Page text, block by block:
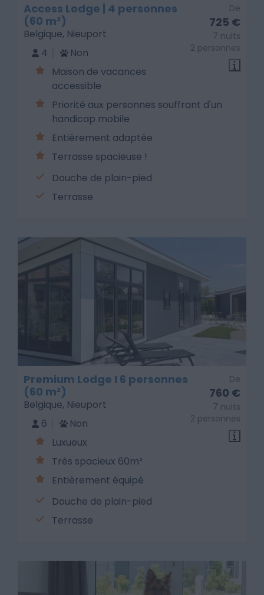
De
725 €
7 nuits
2 personnes
Access Lodge | 4 personnes
(60 m²)
Belgique, Nieuport
4
Non
Maison de vacances
accessible
Priorité aux personnes souffrant d'un
handicap mobile
Entièrement adaptée
Terrasse spacieuse !
Douche de plain-pied
Terrasse
De
760 €
7 nuits
2 personnes
Premium Lodge I 6 personnes
(60 m²)
Belgique, Nieuport
6
Non
Luxueux
Très spacieux 60m²
Entièrement équipé
Douche de plain-pied
Terrasse